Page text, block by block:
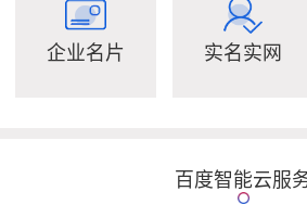
企业名片 实名实网
百度智能云服